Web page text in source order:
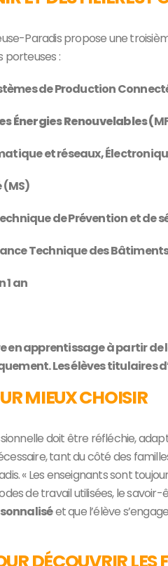
Paradis propose une
porteuses :
de Production
Énergies Renouvelables (
et réseaux,
(MS)
de Prévention et de
Technique des
1 an
en apprentissage à partir de
Les élèves titulaires
MIEUX CHOISIR
doit être réfléchie,
tant du côté des
« Les enseignants sont
de travail utilisées, le
et que l’élève